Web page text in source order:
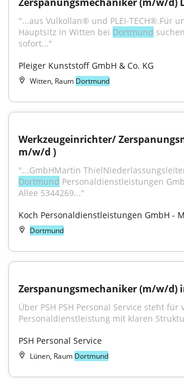
"...aus Vulkollan® und PLEI-TECH®.Für
Hauptsitz in Witten bei Dortmund
sofort..."
Pleiger Kunststoff GmbH & Co. KG
Witten, Raum Dortmund
Werkzeugeinrichter/
m/w/d )
Dortmund Personaldienstleistungen
Allee 5344269..."
Koch Personaldienstleistungen GmbH -
Dortmund
Zerspanungsmechaniker (m/w/d)
Über PSH PSH Personal Service steht für
Personaldienstleistung mit klaren
PSH Personal Service
Lünen, Raum Dortmund